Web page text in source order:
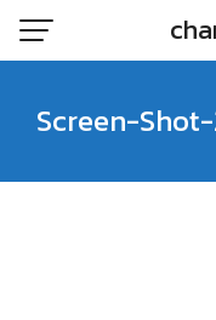
Skip
Screen-